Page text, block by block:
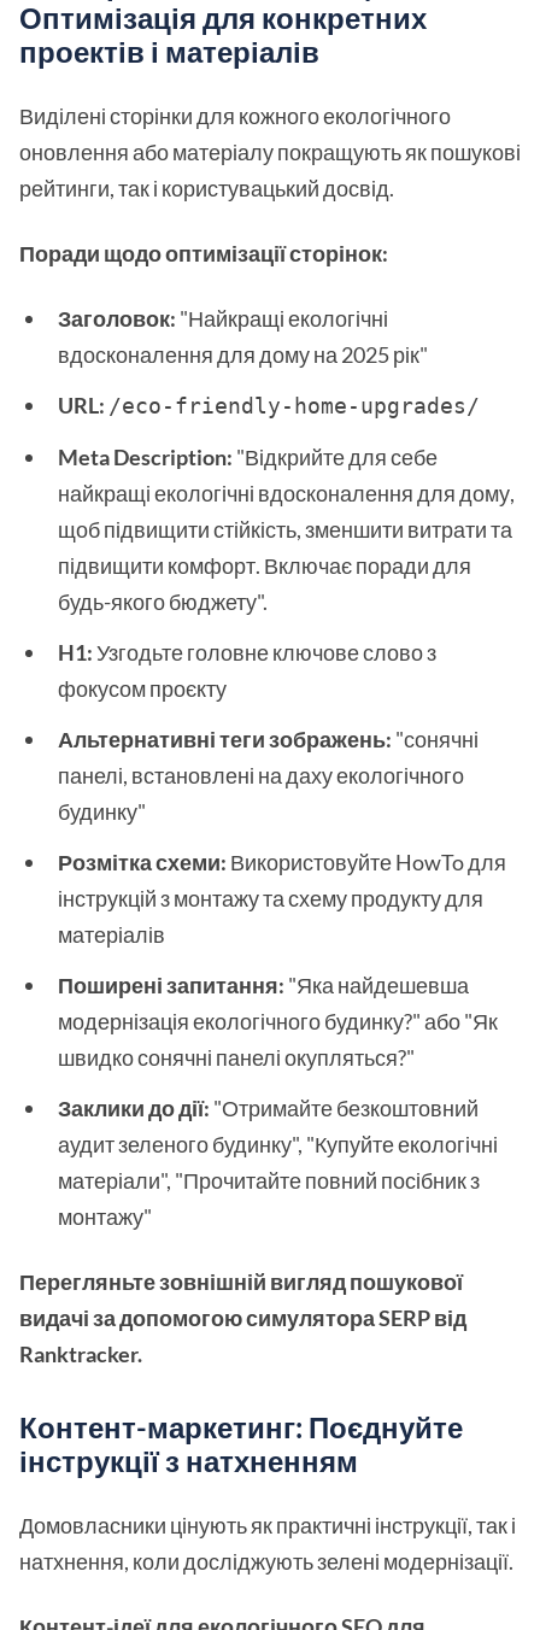
Оптимізація для конкретних
проектів і матеріалів
Виділені сторінки для кожного екологічного
оновлення або матеріалу покращують як пошукові
рейтинги, так і користувацький досвід.
Поради щодо оптимізації сторінок:
Заголовок: "Найкращі екологічні
вдосконалення для дому на 2025 рік"
URL: /eco-friendly-home-upgrades/
Meta Description: "Відкрийте для себе
найкращі екологічні вдосконалення для дому,
щоб підвищити стійкість, зменшити витрати та
підвищити комфорт. Включає поради для
будь-якого бюджету".
H1:Узгодьте головне ключове слово з
фокусом проєкту
Альтернативні теги зображень: "сонячні
панелі, встановлені на даху екологічного
будинку"
Розмітка схеми: Використовуйте HowTo для
інструкцій з монтажу та схему продукту для
матеріалів
Поширені запитання: "Яка найдешевша
модернізація екологічного будинку?" або "Як
швидко сонячні панелі окупляться?"
Заклики до дії: "Отримайте безкоштовний
аудит зеленого будинку", "Купуйте екологічні
матеріали", "Прочитайте повний посібник з
монтажу"
Перегляньте зовнішній вигляд пошукової
видачі за допомогою симулятора SERP від
Ranktracker.
Контент-маркетинг: Поєднуйте
інструкції з натхненням
Домовласники цінують як практичні інструкції, так і
натхнення, коли досліджують зелені модернізації.